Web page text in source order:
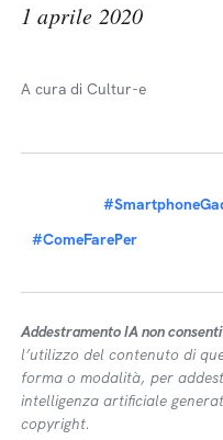
1 aprile 2020
A cura di Cultur-e
#ComeFarePer
Addestramento IA non
l’utilizzo del contenuto di
forma o modalità, per
intelligenza artificiale
copyright.